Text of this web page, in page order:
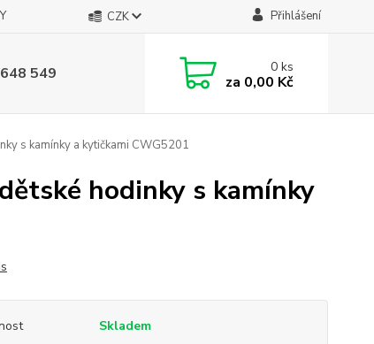
CZK Přihlášení
549 0ks
za 0,00 Kč
s kamínky a kytičkami CWG5201
hodinky s kamínky
Skladem